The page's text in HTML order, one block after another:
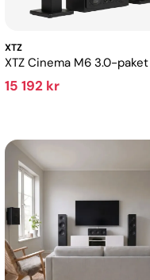
XTZ
XTZ Cinema M6 3.0-paket
15 192 kr